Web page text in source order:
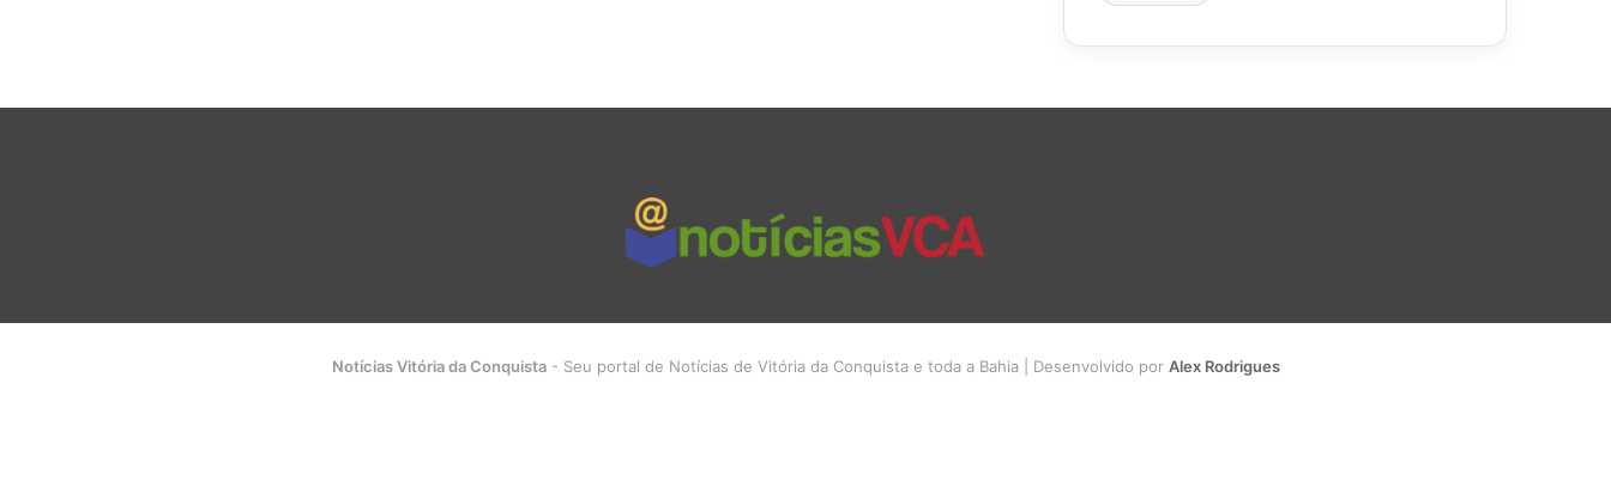
Notícias Vitória da Conquista- Seu portal de Notícias de Vitória da Conquista e toda a Bahia | Desenvolvido por Alex Rodrigues